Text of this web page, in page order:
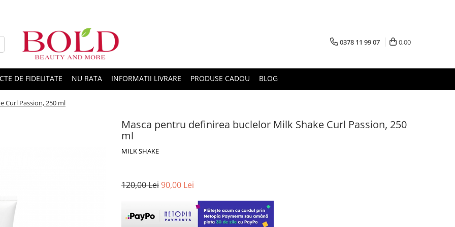
0378 11 99 07 0,00
DE FIDELITATE NU RATA INFORMATII LIVRARE PRODUSE CADOU BLOG
Curl Passion, 250 ml
Masca pentru definirea buclelor Milk Shake Curl Passion, 250
ml
MILK SHAKE
120,00 Lei90,00 Lei